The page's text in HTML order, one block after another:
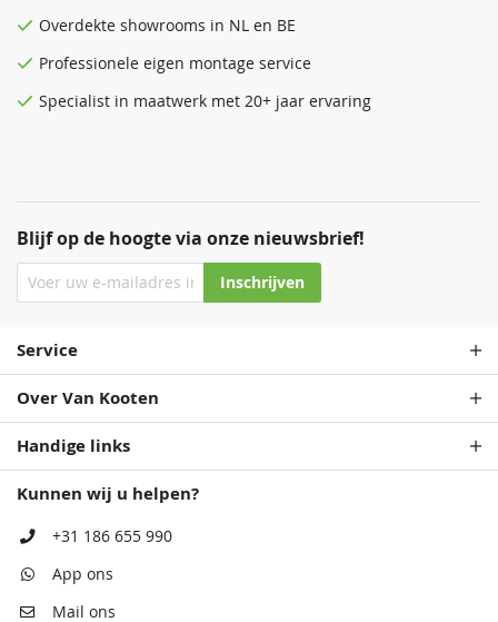
Blijf op de hoogte via onze nieuwsbrief!
Inschrijven
Overdekte showrooms in NL en BE
Professionele eigen montage service
Specialist in maatwerk met 20+ jaar ervaring
Service
Over Van Kooten
Handige links
Kunnen wij u helpen?
+31 186 655 990
App ons
Mail ons